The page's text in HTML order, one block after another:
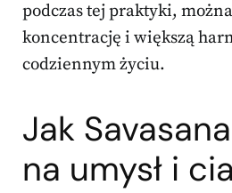
podczas tej praktyki,
koncentrację i większą
codziennym życiu.
Jak
na umysł i